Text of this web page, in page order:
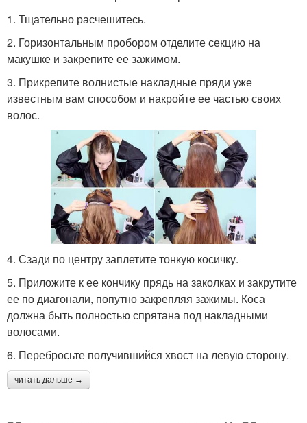
1. Тщательно расчешитесь.
2. Горизонтальным пробором отделите секцию на
макушке и закрепите ее зажимом.
3. Прикрепите волнистые накладные пряди уже
известным вам способом и накройте ее частью своих
волос.
4. Сзади по центру заплетите тонкую косичку.
5. Приложите к ее кончику прядь на заколках и закрутите
ее по диагонали, попутно закрепляя зажимы. Коса
должна быть полностью спрятана под накладными
волосами.
6. Перебросьте получившийся хвост на левую сторону.
читать дальше →